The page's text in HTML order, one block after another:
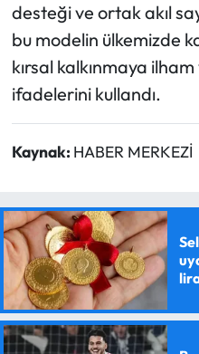
desteği ve ortak akıl
bu modelin ülkemizde
kırsal kalkınmaya
ifadelerini kullandı.
Kaynak: HABER MERKEZİ